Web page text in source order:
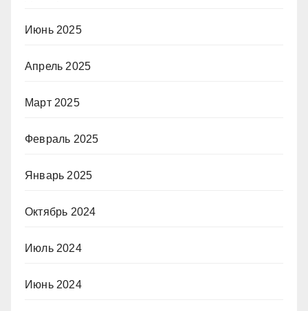
Июнь 2025
Апрель 2025
Март 2025
Февраль 2025
Январь 2025
Октябрь 2024
Июль 2024
Июнь 2024